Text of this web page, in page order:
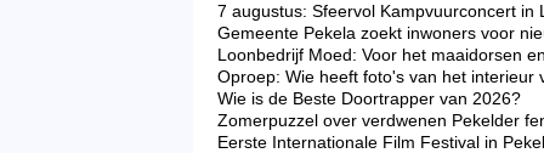
7 augustus: Sfeervol Kampvuurconcert in
Gemeente Pekela zoekt inwoners voor
Loonbedrijf Moed: Voor het maaidorsen
Oproep: Wie heeft foto's van het
Wie is de Beste Doortrapper van 2026?
Zomerpuzzel over verdwenen Pekelder
Eerste Internationale Film Festival in